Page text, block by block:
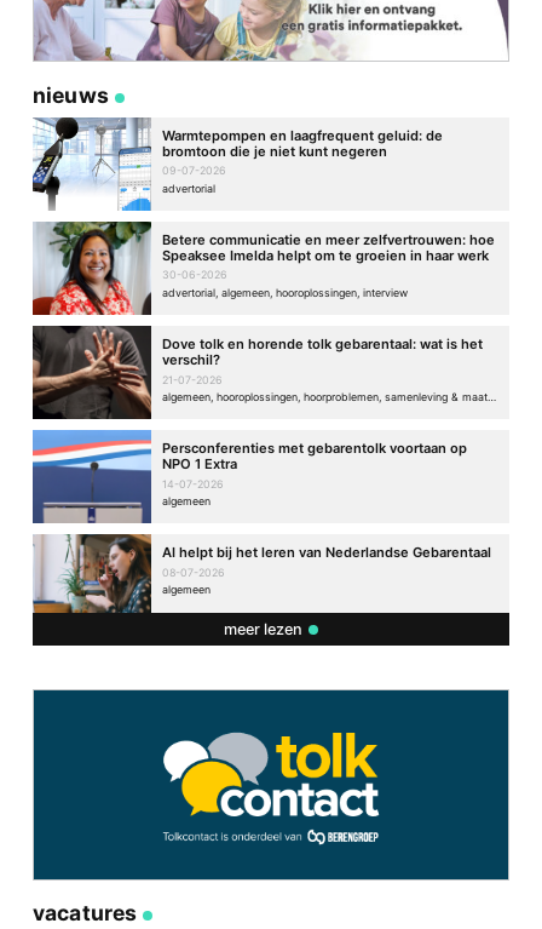
nieuws
Warmtepompen en laagfrequent geluid: de
bromtoon die je niet kunt negeren
09-07-2026
advertorial
Betere communicatie en meer zelfvertrouwen: hoe
Speaksee Imelda helpt om te groeien in haar werk
30-06-2026
advertorial, algemeen, hooroplossingen, interview
Dove tolk en horende tolk gebarentaal: wat is het
verschil?
21-07-2026
Persconferenties met gebarentolk voortaan op
NPO 1 Extra
14-07-2026
algemeen
AI helpt bij het leren van Nederlandse Gebarentaal
08-07-2026
algemeen
meer lezen
vacatures